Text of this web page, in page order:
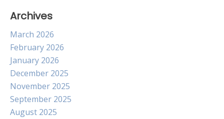
Archives
March 2026
February 2026
January 2026
December 2025
November 2025
September 2025
August 2025